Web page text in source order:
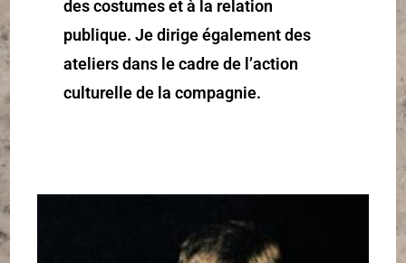
des costumes et à la relation
publique. Je dirige également des
ateliers dans le cadre de l’action
culturelle de la compagnie.